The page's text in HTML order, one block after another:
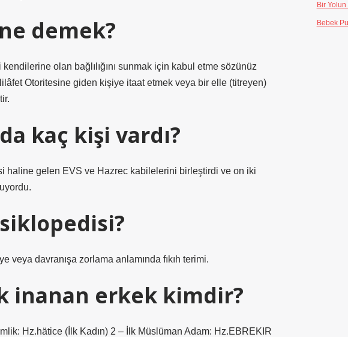
demek?
olan bağlılığını sunmak için kabul etme sözünüz
Otoritesine giden kişiye itaat etmek veya bir elle (titreyen)
kaç kişi vardı?
haline gelen EVS ve Hazrec kabilelerini birleştirdi ve on iki
veya davranışa zorlama anlamında fıkıh terimi.
inanan erkek kimdir?
Hz.hätice (İlk Kadın) 2 – İlk Müslüman Adam: Hz.EBREKIR
Bir
Bebek